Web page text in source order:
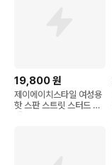
19,800원
제이에이치스타일 여성용
핫 스판 스트릿 스터드 숏